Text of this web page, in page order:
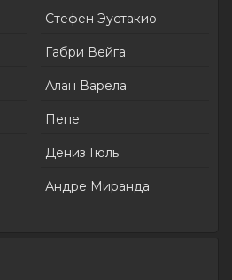
Стефен Эустакио
Габри Вейга
Алан Варела
Пепе
Дениз Гюль
Андре Миранда